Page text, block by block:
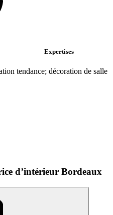
Expertises
tendance; décoration de salle
d’intérieur Bordeaux